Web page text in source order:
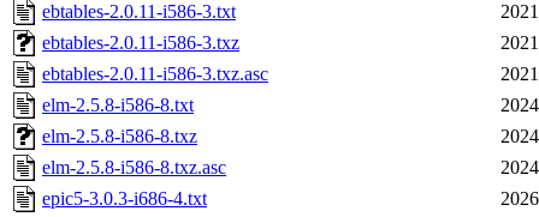
ebtables-2.0.11-i586-3.txt
ebtables-2.0.11-i586-3.txz
ebtables-2.0.11-i586-3.txz.asc
elm-2.5.8-i586-8.txt
elm-2.5.8-i586-8.txz
elm-2.5.8-i586-8.txz.asc
epic5-3.0.3-i686-4.txt